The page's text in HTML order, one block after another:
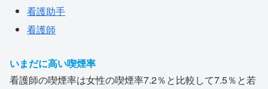
看護助手
看護師
いまだに高い喫煙率
看護師の喫煙率は女性の喫煙率7.2％と比較して7.5％と若